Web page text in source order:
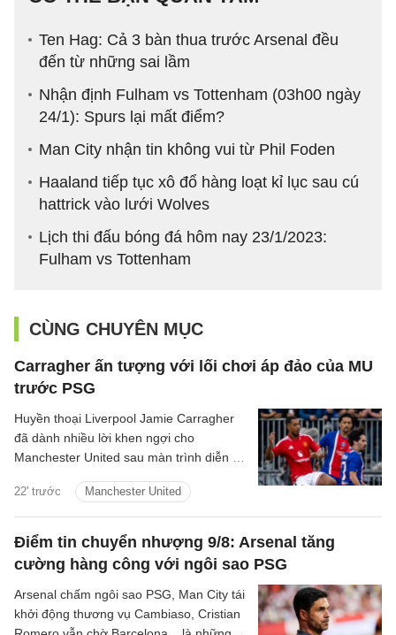
Ten Hag: Cả 3 bàn thua trước Arsenal đều
đến từ những sai lầm
Nhận định Fulham vs Tottenham (03h00 ngày
24/1): Spurs lại mất điểm?
Man City nhận tin không vui từ Phil Foden
Haaland tiếp tục xô đổ hàng loạt kỉ lục sau cú
hattrick vào lưới Wolves
Lịch thi đấu bóng đá hôm nay 23/1/2023:
Fulham vs Tottenham
CÙNG CHUYÊN MỤC
Carragher ấn tượng với lối chơi áp đảo của MU
trước PSG
22' trước Manchester United
Huyền thoại Liverpool Jamie Carragher
đã dành nhiều lời khen ngợi cho
Manchester United sau màn trình diễn ấn
hữu tiền mùa giải với Paris Saint-
Germain.
Điểm tin chuyển nhượng 9/8: Arsenal tăng
cường hàng công với ngôi sao PSG
Arsenal chấm ngôi sao PSG, Man City tái
khởi động thương vụ Cambiaso, Cristian